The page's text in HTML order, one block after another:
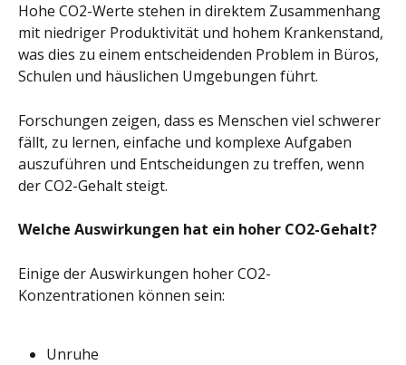
Hohe CO2-Werte stehen in direktem Zusammenhang
mit niedriger Produktivität und hohem Krankenstand,
was dies zu einem entscheidenden Problem in Büros,
Schulen und häuslichen Umgebungen führt.
Forschungen zeigen, dass es Menschen viel schwerer
fällt, zu lernen, einfache und komplexe Aufgaben
auszuführen und Entscheidungen zu treffen, wenn
der CO2-Gehalt steigt.
Welche Auswirkungen hat ein hoher CO2-Gehalt?
Einige der Auswirkungen hoher CO2-
Konzentrationen können sein:
Unruhe